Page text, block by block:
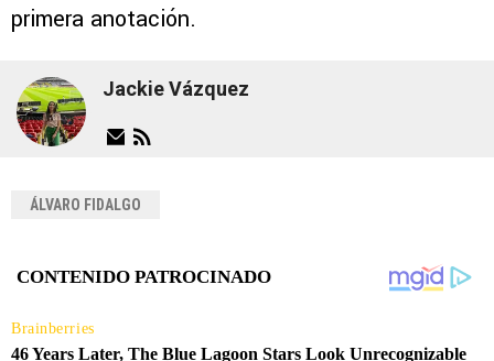
primera anotación.
Jackie Vázquez
ÁLVARO FIDALGO